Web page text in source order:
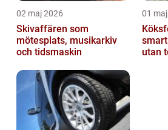
02 maj 2026
Skivaffären som
mötesplats, musikarkiv
och tidsmaskin
01
utan